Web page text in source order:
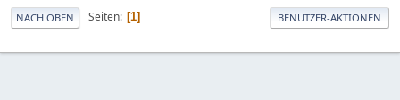
NACH OBEN Seiten 1 BENUTZER-AKTIONEN